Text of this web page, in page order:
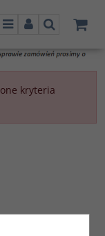
MenuPanelSzukaj
kryteria